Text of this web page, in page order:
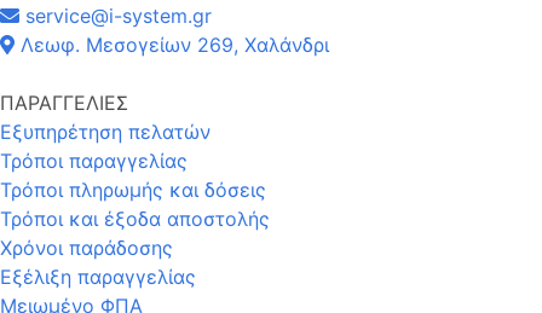
service@i-system.gr
Λεωφ. Μεσογείων 269, Χαλάνδρι
ΠΑΡΑΓΓΕΛΙΕΣ
Εξυπηρέτηση πελατών
Τρόποι παραγγελίας
Τρόποι πληρωμής και δόσεις
Τρόποι και έξοδα αποστολής
Χρόνοι παράδοσης
Εξέλιξη παραγγελίας
Μειωμένο ΦΠΑ